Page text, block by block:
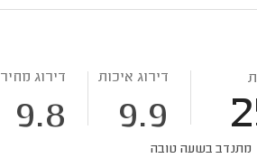
דירוג איכות
9.9
דירוג מחיר
9.8
מתנדב בשעה טובה